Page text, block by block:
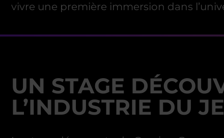
vivre une première immersion dans
UN STAGE
L’INDUSTRIE DU